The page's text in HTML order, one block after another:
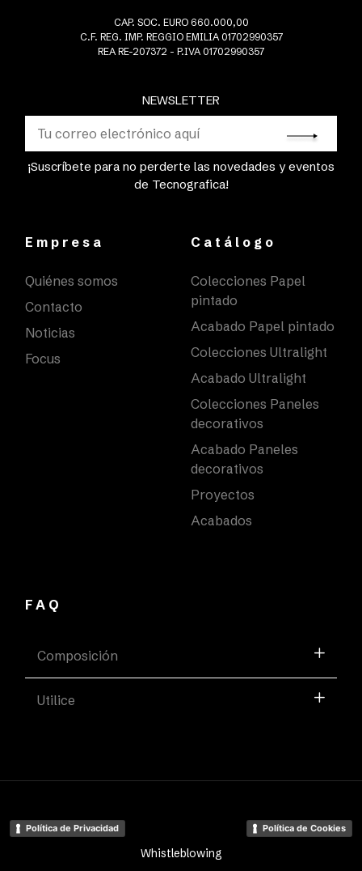
NEWSLETTER
¡Suscríbete para no perderte las novedades y eventos
de Tecnografica!
CAP. SOC. EURO 660.000,00
C.F. REG. IMP. REGGIO EMILIA 01702990357
REA RE-207372 - P.IVA 01702990357
Empresa
Quiénes somos
Contacto
Noticias
Focus
Catálogo
Colecciones Papel
pintado
Acabado Papel pintado
Colecciones Ultralight
Acabado Ultralight
Colecciones Paneles
decorativos
Acabado Paneles
decorativos
Proyectos
Acabados
FAQ
Composición
Utilice
Política de Privacidad Política de Cookies
Whistleblowing